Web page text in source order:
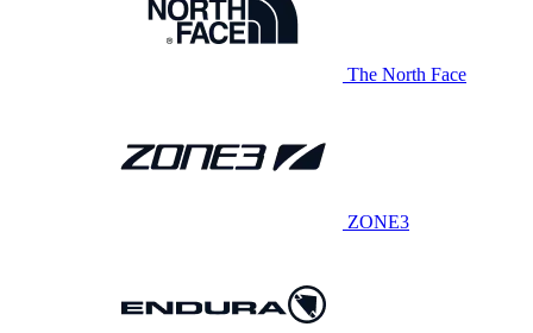
The North Face
ZONE3